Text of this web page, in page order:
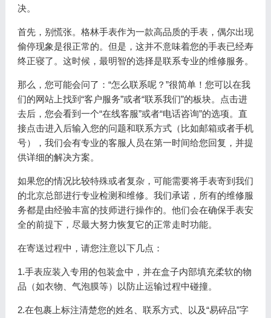
决。
首先，别慌张。格林手表作为一款高品质的手表，偶尔出现
偷停现象是很正常的。但是，这并不意味着您的手表已经寿
终正寝了。这时候，最明智的选择是联系专业的维修服务。
那么，您可能会问了：“怎么联系呢？”很简单！您可以在我
们的网站上找到“客户服务”或者“联系我们”的板块。点击进
去后，您会看到一个“在线客服”或者“电话咨询”的选项。直
接点击进入后输入您的问题和联系方式（比如邮箱或者手机
号），我们会有专业的客服人员在第一时间给您回复，并提
供详细的解决方案。
如果您的情况比较特殊或者复杂，可能需要将手表寄到我们
的北京总部进行专业检测和维修。我们承诺，所有的维修服
务都是由经验丰富的技师进行操作的。他们会在确保手表安
全的前提下，尽最大努力恢复它的正常走时功能。
在寄送过程中，请您注意以下几点：
1.手表应装入专用的包装盒中，并在盒子内部填充柔软的物
品（如衣物、气泡膜等）以防止运输过程中碰撞。
2.在包裹上标注清楚您的姓名、联系方式、以及“易碎品”字